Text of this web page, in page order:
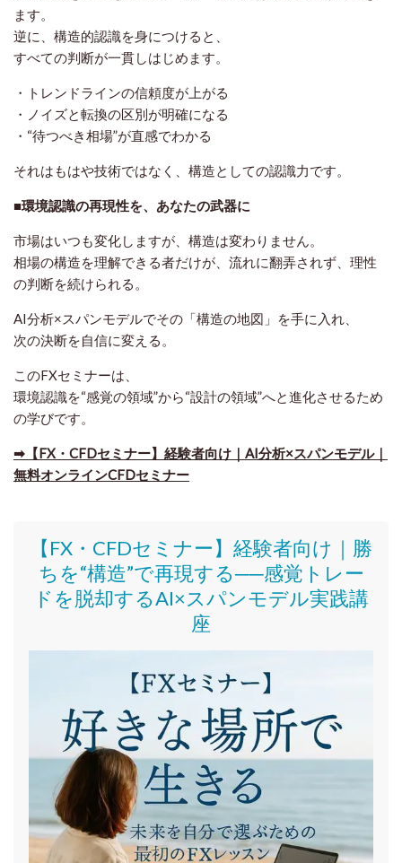
ます。
逆に、構造的認識を身につけると、
すべての判断が一貫しはじめます。
・トレンドラインの信頼度が上がる
・ノイズと転換の区別が明確になる
・“待つべき相場”が直感でわかる
それはもはや技術ではなく、 構造としての認識力です。
■環境認識の再現性を、あなたの武器に
市場はいつも変化しますが、構造は変わりません。
相場の構造を理解できる者だけが、流れに翻弄されず、理性
の判断を続けられる。
AI分析×スパンモデルでその「構造の地図」を手に入れ、
次の決断を自信に変える。
このFXセミナーは、
環境認識を“感覚の領域”から“設計の領域”へと進化させるため
の学びです。
➡【FX・CFDセミナー】経験者向け｜AI分析×スパンモデル｜
無料オンラインCFDセミナー
【FX・CFDセミナー】 経験者向け｜ 勝
ちを“構造”で再現する──感覚トレー
ドを脱却するAI×スパンモデル実践講
座